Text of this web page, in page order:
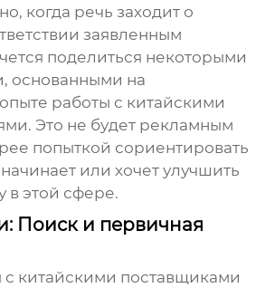
когда речь заходит о
заявленным
поделиться некоторыми
основанными на
работы с китайскими
Это не будет рекламным
попыткой сориентировать
начинает или хочет улучшить
в этой сфере.
Поиск и первичная
с китайскими поставщиками